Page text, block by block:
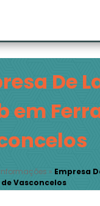
De
em
Informações » Empresa
Vasconcelos